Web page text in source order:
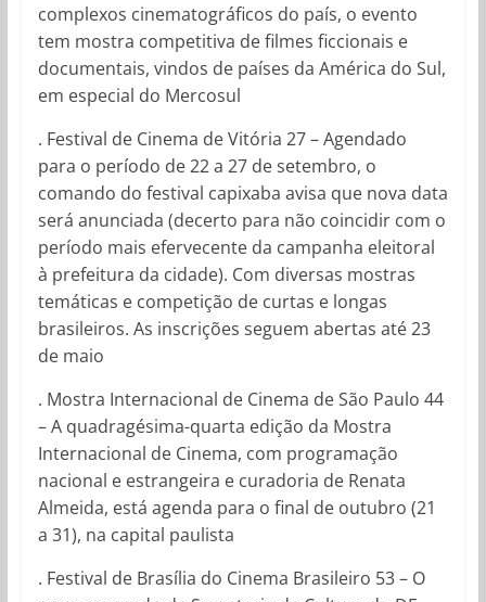
complexos cinematográficos do país, o evento
tem mostra competitiva de filmes ficcionais e
documentais, vindos de países da América do Sul,
em especial do Mercosul
. Festival de Cinema de Vitória 27 – Agendado
para o período de 22 a 27 de setembro, o
comando do festival capixaba avisa que nova data
será anunciada (decerto para não coincidir com o
período mais efervecente da campanha eleitoral
à prefeitura da cidade). Com diversas mostras
temáticas e competição de curtas e longas
brasileiros. As inscrições seguem abertas até 23
de maio
. Mostra Internacional de Cinema de São Paulo 44
– A quadragésima-quarta edição da Mostra
Internacional de Cinema, com programação
nacional e estrangeira e curadoria de Renata
Almeida, está agenda para o final de outubro (21
a 31), na capital paulista
. Festival de Brasília do Cinema Brasileiro 53 – O